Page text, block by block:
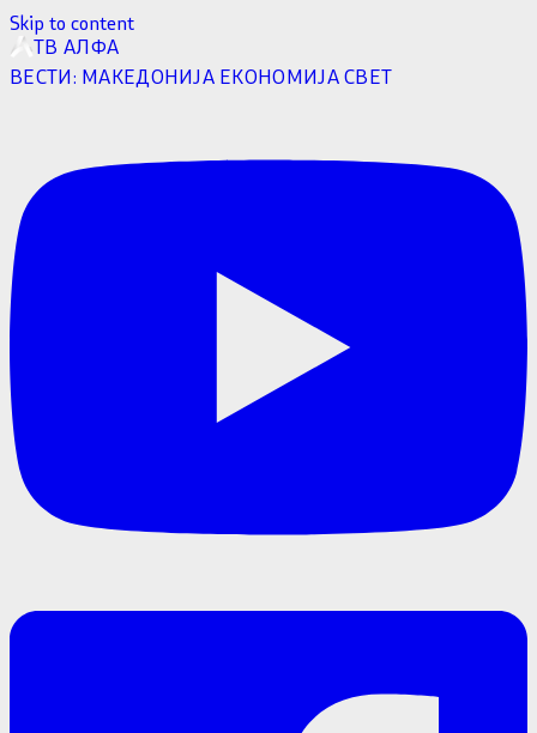
Skip to content
ТВ АЛФА
ВЕСТИ: МАКЕДОНИЈА ЕКОНОМИЈАСВЕТ